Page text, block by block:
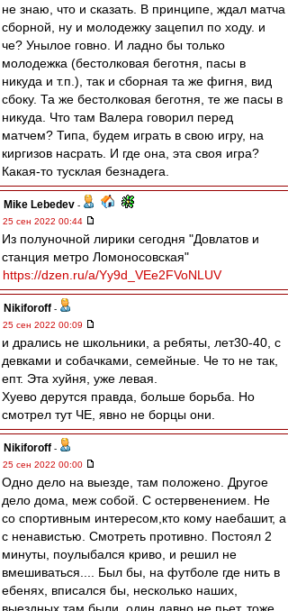
не знаю, что и сказать. В принципе, ждал матча
сборной, ну и молодежку зацепил по ходу. и
че? Унылое говно. И ладно бы только
молодежка (бестолковая беготня, пасы в
никуда и т.п.), так и сборная та же фигня, вид
сбоку. Та же бестолковая беготня, те же пасы в
никуда. Что там Валера говорил перед
матчем? Типа, будем играть в свою игру, на
киргизов насрать. И где она, эта своя игра?
Какая-то тусклая безнадега.
Mike Lebedev -
25 сен 2022 00:44
Из полуночной лирики сегодня "Довлатов и
станция метро Ломоносовская"
https://dzen.ru/a/Yy9d_VEe2FVoNLUV
Nikiforoff -
25 сен 2022 00:09
и дрались не школьники, а ребяты, лет30-40, с
девками и собачками, семейные. Че то не так,
епт. Эта хуйня, уже левая.
Хуево дерутся правда, больше борьба. Но
смотрел тут ЧЕ, явно не борцы они.
Nikiforoff -
25 сен 2022 00:00
Одно дело на выезде, там положено. Другое
дело дома, меж собой. С остервенением. Не
со спортивным интересом,кто кому наебашит, а
с ненавистью. Смотреть противно. Постоял 2
минуты, поулыбался криво, и решил не
вмешиваться.... Был бы, на футболе где нить в
ебенях, вписался бы, несколько наших,